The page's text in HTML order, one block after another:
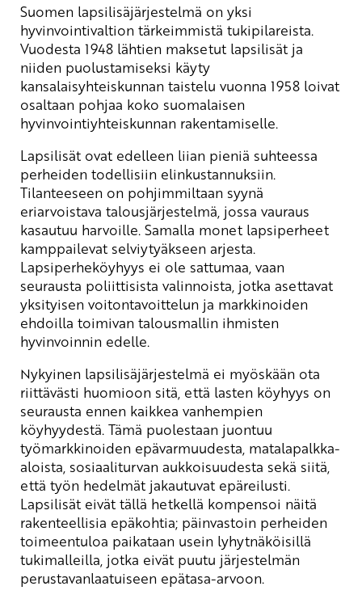
Suomen lapsilisäjärjestelmä on yksi
hyvinvointivaltion tärkeimmistä tukipilareista.
Vuodesta 1948 lähtien maksetut lapsilisät ja
niiden puolustamiseksi käyty
kansalaisyhteiskunnan taistelu vuonna 1958 loivat
osaltaan pohjaa koko suomalaisen
hyvinvointiyhteiskunnan rakentamiselle.
Lapsilisät ovat edelleen liian pieniä suhteessa
perheiden todellisiin elinkustannuksiin.
Tilanteeseen on pohjimmiltaan syynä
eriarvoistava talousjärjestelmä, jossa vauraus
kasautuu harvoille. Samalla monet lapsiperheet
kamppailevat selviytyäkseen arjesta.
Lapsiperheköyhyys ei ole sattumaa, vaan
seurausta poliittisista valinnoista, jotka asettavat
yksityisen voitontavoittelun ja markkinoiden
ehdoilla toimivan talousmallin ihmisten
hyvinvoinnin edelle.
Nykyinen lapsilisäjärjestelmä ei myöskään ota
riittävästi huomioon sitä, että lasten köyhyys on
seurausta ennen kaikkea vanhempien
köyhyydestä. Tämä puolestaan juontuu
työmarkkinoiden epävarmuudesta, matalapalkka-
aloista, sosiaaliturvan aukkoisuudesta sekä siitä,
että työn hedelmät jakautuvat epäreilusti.
Lapsilisät eivät tällä hetkellä kompensoi näitä
rakenteellisia epäkohtia; päinvastoin perheiden
toimeentuloa paikataan usein lyhytnäköisillä
tukimalleilla, jotka eivät puutu järjestelmän
perustavanlaatuiseen epätasa-arvoon.